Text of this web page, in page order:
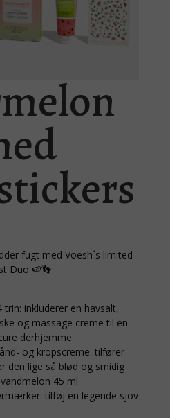
fugt med Voesh´s limited
Duo 🍉👣
trin: inkluderer en havsalt,
og massage creme til en
derhjemme.
og kropscreme: tilfører
den lige så blød og smidig
45 ml
tilføj en legende sjov